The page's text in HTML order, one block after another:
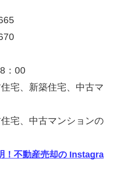
：00
宅、新築住宅、中古マ
中古マンションの
！不動産売却の Instagra